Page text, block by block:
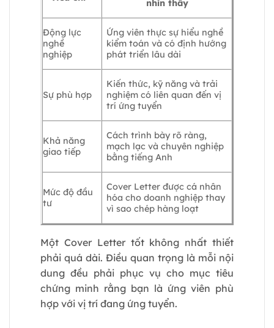
nhìn thấy
Động lực
nghề
nghiệp
Ứng viên thực sự hiểu nghề
kiểm toán và có định hướng
phát triển lâu dài
Sự phù hợp
Kiến thức, kỹ năng và trải
nghiệm có liên quan đến vị
trí ứng tuyển
Khả năng
giao tiếp
Cách trình bày rõ ràng,
mạch lạc và chuyên nghiệp
bằng tiếng Anh
Mức độ đầu
tư
Cover Letter được cá nhân
hóa cho doanh nghiệp thay
vì sao chép hàng loạt
Một Cover Letter tốt không nhất thiết
phải quá dài. Điều quan trọng là mỗi nội
dung đều phải phục vụ cho mục tiêu
chứng minh rằng bạn là ứng viên phù
hợp với vị trí đang ứng tuyển.